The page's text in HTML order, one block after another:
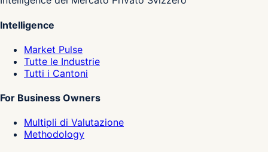
Intelligence
Market Pulse
Tutte le Industrie
Tutti i Cantoni
For Business Owners
Multipli di Valutazione
Methodology